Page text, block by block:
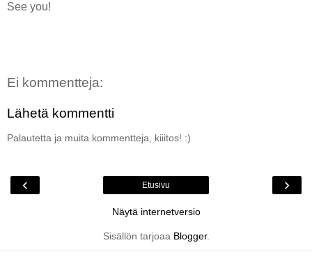
See you!
Ei kommentteja:
Lähetä kommentti
Palautetta ja muita kommentteja, kiiitos! :)
‹ ›
Etusivu
Näytä internetversio
Sisällön tarjoaa Blogger.